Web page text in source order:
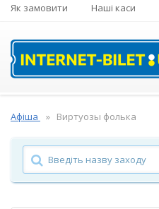
Як замовити Наші каси
Афіша Виртуозы фолька